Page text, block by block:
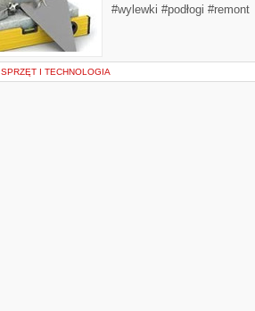
#wylewki #podłogi #remont
SPRZĘT I TECHNOLOGIA